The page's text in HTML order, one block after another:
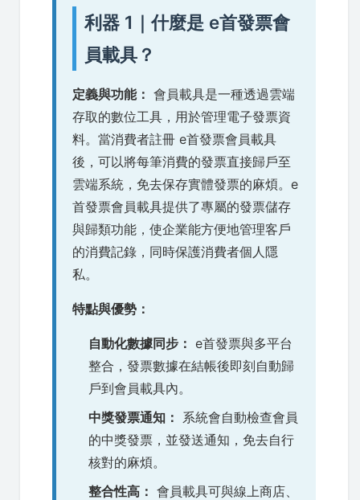
利器 1｜什麼是 e首發票會
員載具？
定義與功能： 會員載具是一種透過雲端
存取的數位工具，用於管理電子發票資
料。當消費者註冊 e首發票會員載具
後，可以將每筆消費的發票直接歸戶至
雲端系統，免去保存實體發票的麻煩。e
首發票會員載具提供了專屬的發票儲存
與歸類功能，使企業能方便地管理客戶
的消費記錄，同時保護消費者個人隱
私。
特點與優勢：
自動化數據同步： e首發票與多平台
整合，發票數據在結帳後即刻自動歸
戶到會員載具內。
中獎發票通知： 系統會自動檢查會員
的中獎發票，並發送通知，免去自行
核對的麻煩。
整合性高： 會員載具可與線上商店、